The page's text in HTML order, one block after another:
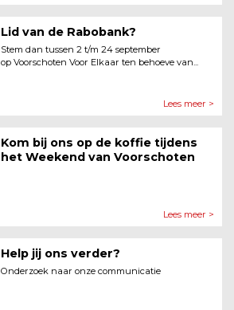
Lid van de Rabobank?
Stem dan tussen 2 t/m 24 september
op Voorschoten Voor Elkaar ten behoeve van...
Lees meer >
Kom bij ons op de koffie tijdens
het Weekend van Voorschoten
Lees meer >
Help jij ons verder?
Onderzoek naar onze communicatie